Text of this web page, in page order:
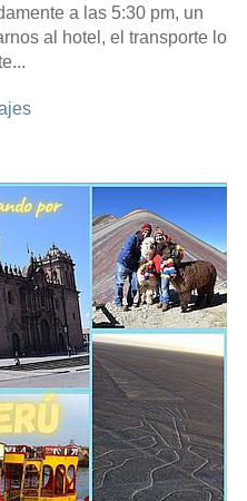
a las 5:30 pm, un
al hotel, el transporte lo